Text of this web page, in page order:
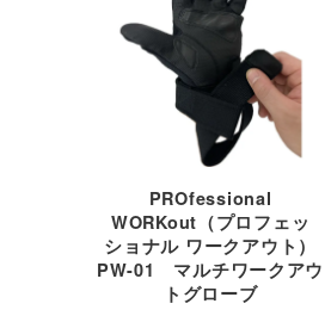
PROfessional
WORKout（プロフェッ
ショナル ワークアウト）
PW-01 マルチワークアウ
トグローブ